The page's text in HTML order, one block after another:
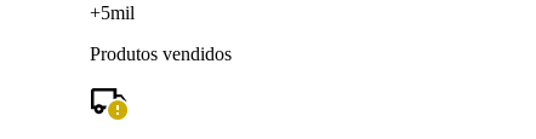
+5mil
Produtos vendidos